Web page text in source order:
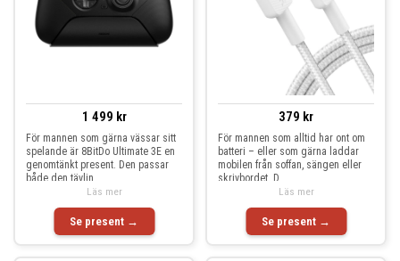
1 499 kr
För mannen som gärna vässar sitt
spelande är 8BitDo Ultimate 3E en
genomtänkt present. Den passar
både den tävlin
Se present →
Läs mer
379 kr
För mannen som alltid har ont om
batteri – eller som gärna laddar
mobilen från soffan, sängen eller
skrivbordet. D
Se present →
Läs mer